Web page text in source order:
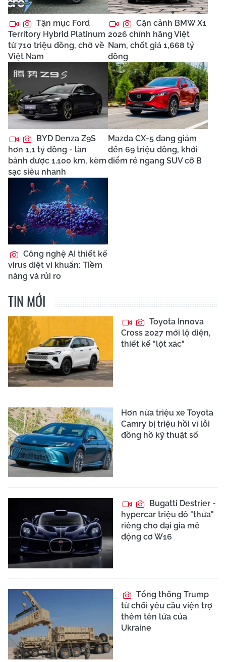
Tận mục Ford
Territory Hybrid Platinum
từ 710 triệu đồng, chờ về
Việt Nam
Cận cảnh BMW X1
2026 chính hãng Việt
Nam, chốt giá 1,668 tỷ
đồng
BYD Denza Z9S
hơn 1,1 tỷ đồng - lăn
bánh được 1.100 km, kèm
sạc siêu nhanh
Mazda CX-5 đang giảm
đến 69 triệu đồng, khởi
điểm rẻ ngang SUV cỡ B
Công nghệ AI thiết kế
virus diệt vi khuẩn: Tiềm
năng và rủi ro
TIN MỚI
Toyota Innova
Cross 2027 mới lộ diện,
thiết kế "lột xác"
Hơn nửa triệu xe Toyota
Camry bị triệu hồi vì lỗi
đồng hồ kỹ thuật số
Bugatti Destrier -
hypercar triệu đô "thửa"
riêng cho đại gia mê
động cơ W16
Tổng thống Trump
từ chối yêu cầu viện trợ
thêm tên lửa của
Ukraine